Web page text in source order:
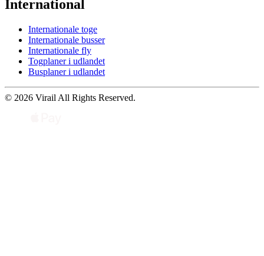
International
Internationale toge
Internationale busser
Internationale fly
Togplaner i udlandet
Busplaner i udlandet
© 2026 Virail All Rights Reserved.